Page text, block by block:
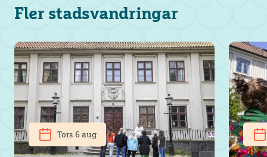
Fler stadsvandringar
Tors 6 aug